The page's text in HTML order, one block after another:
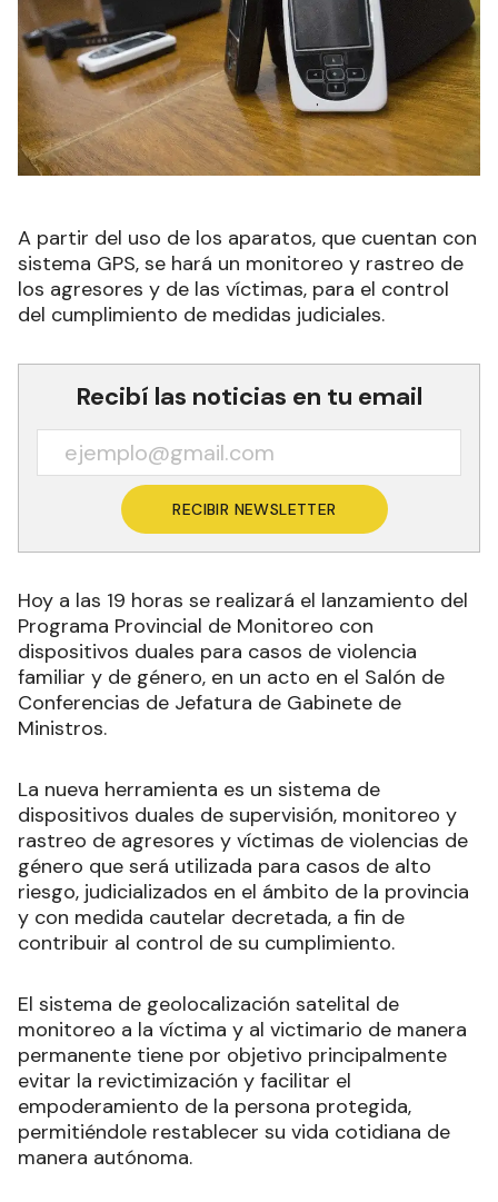
A partir del uso de los aparatos, que cuentan con
sistema GPS, se hará un monitoreo y rastreo de
los agresores y de las víctimas, para el control
del cumplimiento de medidas judiciales.
Recibí las noticias en tu email
RECIBIR NEWSLETTER
Hoy a las 19 horas se realizará el lanzamiento del
Programa Provincial de Monitoreo con
dispositivos duales para casos de violencia
familiar y de género, en un acto en el Salón de
Conferencias de Jefatura de Gabinete de
Ministros.
La nueva herramienta es un sistema de
dispositivos duales de supervisión, monitoreo y
rastreo de agresores y víctimas de violencias de
género que será utilizada para casos de alto
riesgo, judicializados en el ámbito de la provincia
y con medida cautelar decretada, a fin de
contribuir al control de su cumplimiento.
El sistema de geolocalización satelital de
monitoreo a la víctima y al victimario de manera
permanente tiene por objetivo principalmente
evitar la revictimización y facilitar el
empoderamiento de la persona protegida,
permitiéndole restablecer su vida cotidiana de
manera autónoma.